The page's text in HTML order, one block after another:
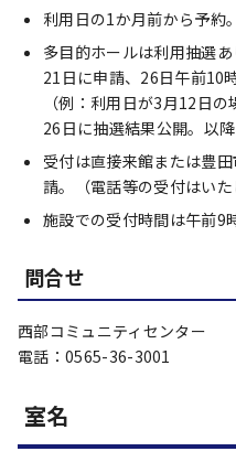
利用日の1か月前から予約
多目的ホールは利用抽選
21日に申請、26日午前10
（例：利用日が3月12日
26日に抽選結果公開。以
受付は直接来館または豊
請。（電話等の受付はいた
施設での受付時間は午前9
問合せ
西部コミュニティセンター
電話：0565-36-3001
室名